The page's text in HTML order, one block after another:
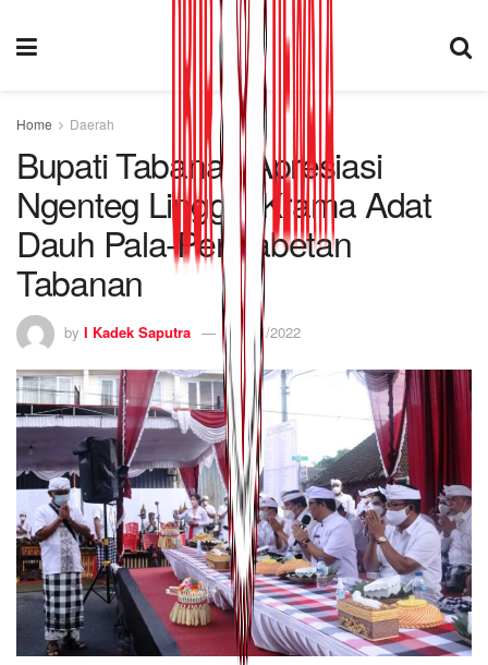
Home Daerah
Bupati Tabanan Apresiasi
Ngenteg Linggih Krama Adat
Dauh Pala-Pengabetan
Tabanan
by I Kadek Saputra 18/01/2022